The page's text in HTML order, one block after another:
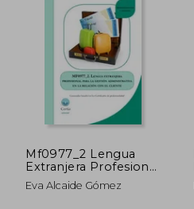
Mf0977_2 Lengua
Extranjera Profesional
Para la Gestión
Administrativa en la
Eva Alcaide Gómez